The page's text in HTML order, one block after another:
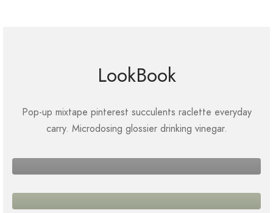
LookBook
Pop-up mixtape pinterest succulents raclette everyday
carry. Microdosing glossier drinking vinegar.
SEASONS
SEASONS
SEASONS